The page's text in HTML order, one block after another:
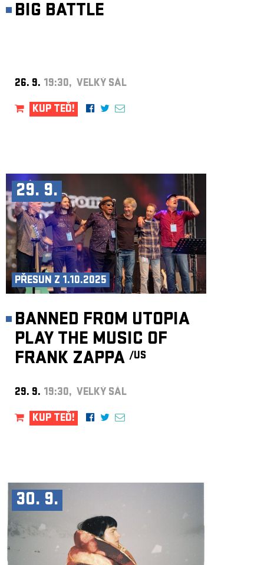
BIG BATTLE
26. 9. 19:30, VELKÝ SÁL
KUP TEĎ!
29. 9.
PŘESUN Z 1.10.2025
BANNED FROM UTOPIA
PLAY THE MUSIC OF
FRANK ZAPPA /US
29. 9. 19:30, VELKÝ SÁL
KUP TEĎ!
30. 9.